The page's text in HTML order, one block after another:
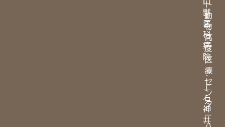
獣
医
科
病
院
・
上
石
神
井
ト
動
物
高
度
医
療
セ
ン
タ
ー